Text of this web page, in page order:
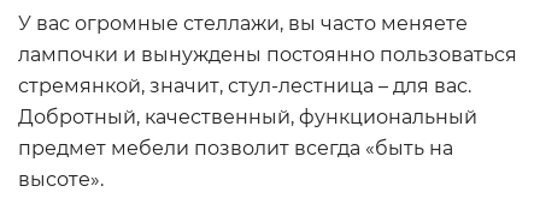
У вас огромные стеллажи, вы часто меняете
лампочки и вынуждены постоянно пользоваться
стремянкой, значит, стул-лестница – для вас.
Добротный, качественный, функциональный
предмет мебели позволит всегда «быть на
высоте».